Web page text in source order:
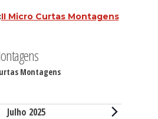
II Micro Curtas Montagens
Montagens
Julho 2025